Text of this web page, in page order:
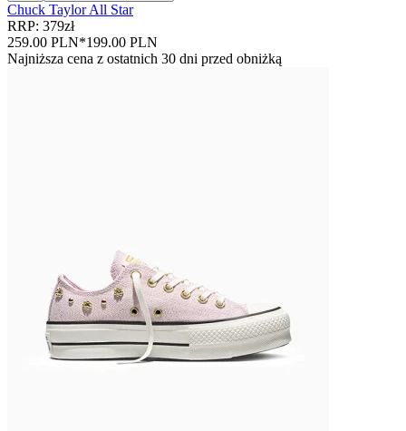
Chuck Taylor All Star
RRP: 379zł
259.00 PLN*199.00 PLN
Najniższa cena z ostatnich 30 dni przed obniżką